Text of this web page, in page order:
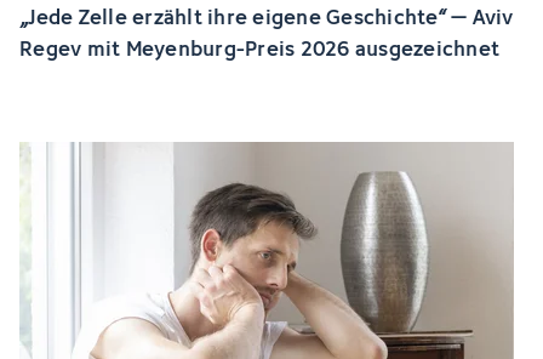
„Jede Zelle erzählt ihre eigene Geschichte“ – Aviv
Regev mit Meyenburg-Preis 2026 ausgezeichnet